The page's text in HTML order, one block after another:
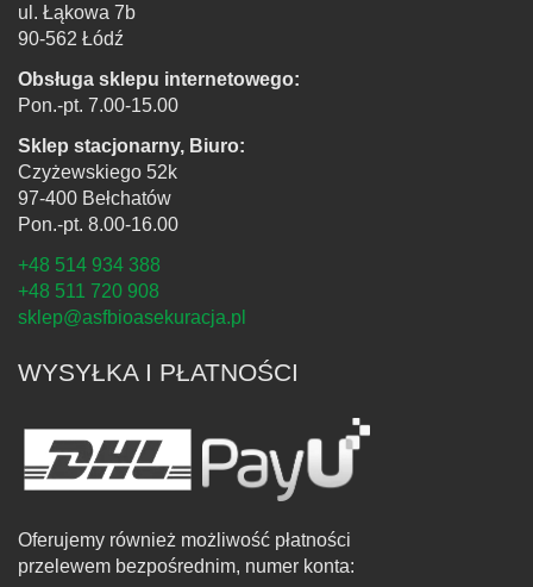
ul. Łąkowa 7b
90-562 Łódź
Obsługa sklepu internetowego:
Pon.-pt. 7.00-15.00
Sklep stacjonarny, Biuro:
Czyżewskiego 52k
97-400 Bełchatów
Pon.-pt. 8.00-16.00
+48 514 934 388
+48 511 720 908
sklep@asfbioasekuracja.pl
WYSYŁKA I PŁATNOŚCI
Oferujemy również możliwość płatności
przelewem bezpośrednim, numer konta: